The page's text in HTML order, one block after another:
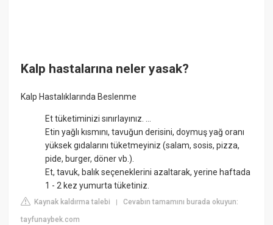
Kalp hastalarına neler yasak?
Kalp Hastalıklarında Beslenme
Et tüketiminizi sınırlayınız. ...
Etin yağlı kısmını, tavuğun derisini, doymuş yağ oranı
yüksek gıdalarını tüketmeyiniz (salam, sosis, pizza,
pide, burger, döner vb.).
Et, tavuk, balık seçeneklerini azaltarak, yerine haftada
1 - 2 kez yumurta tüketiniz.
Kaynak kaldırma talebi |Cevabın tamamını burada okuyun:
tayfunaybek.com